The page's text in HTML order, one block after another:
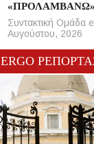
«ΠΡΟΛΑΜΒΑΝΩ»
Συντακτική Ομάδα
Αυγούστου, 2026
ERGO